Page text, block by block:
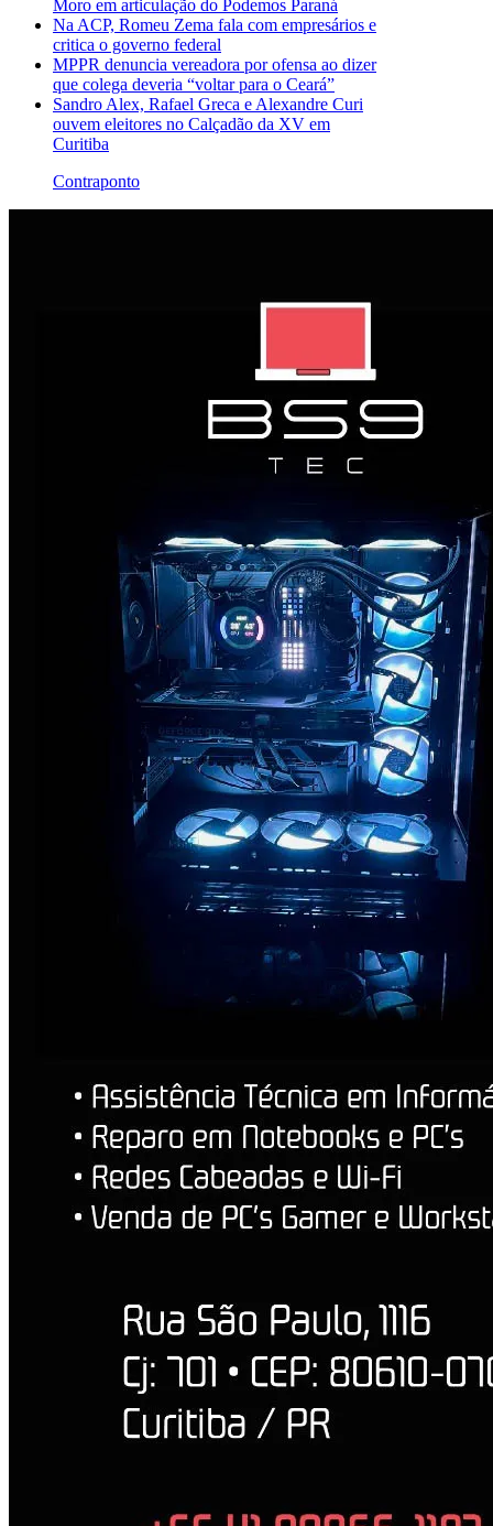
Moro em articulação do Podemos Paraná
Na ACP, Romeu Zema fala com empresários e
critica o governo federal
MPPR denuncia vereadora por ofensa ao dizer
que colega deveria “voltar para o Ceará”
Sandro Alex, Rafael Greca e Alexandre Curi
ouvem eleitores no Calçadão da XV em
Curitiba
Contraponto